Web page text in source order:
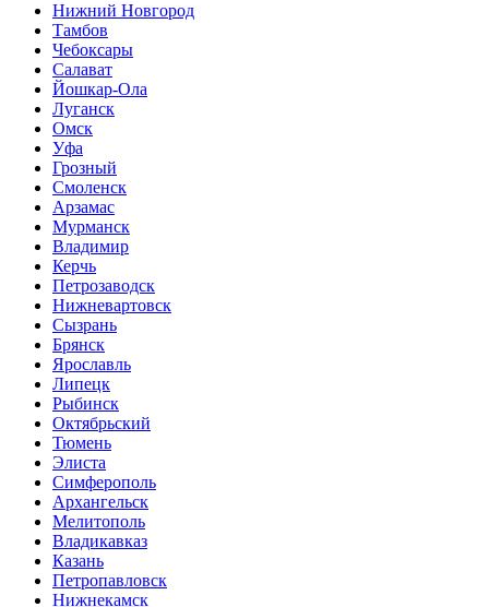
Нижний Новгород
Тамбов
Чебоксары
Салават
Йошкар-Ола
Луганск
Омск
Уфа
Грозный
Смоленск
Арзамас
Мурманск
Владимир
Керчь
Петрозаводск
Нижневартовск
Сызрань
Брянск
Ярославль
Липецк
Рыбинск
Октябрьский
Тюмень
Элиста
Симферополь
Архангельск
Мелитополь
Владикавказ
Казань
Петропавловск
Нижнекамск